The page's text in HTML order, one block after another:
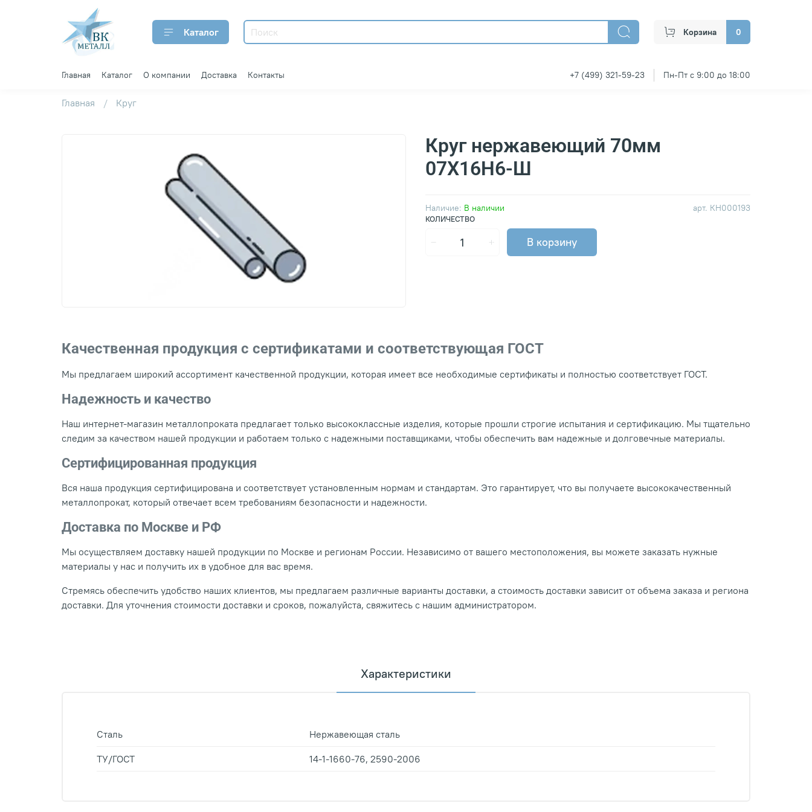
Каталог Корзина 0
Главная Каталог О компании Доставка Контакты +7 (499) 321-59-23 Пн-Пт с 9:00 до 18:00
Главная Круг
арт. КН000193
Наличие: В наличии
Круг нержавеющий 70мм
07Х16Н6-Ш
КОЛИЧЕСТВО
В корзину
Качественная продукция с сертификатами и соответствующая ГОСТ
Мы предлагаем широкий ассортимент качественной продукции, которая имеет все необходимые сертификаты и полностью соответствует ГОСТ.
Надежность и качество
Наш интернет-магазин металлопроката предлагает только высококлассные изделия, которые прошли строгие испытания и сертификацию. Мы тщательно
следим за качеством нашей продукции и работаем только с надежными поставщиками, чтобы обеспечить вам надежные и долговечные материалы.
Сертифицированная продукция
Вся наша продукция сертифицирована и соответствует установленным нормам и стандартам. Это гарантирует, что вы получаете высококачественный
металлопрокат, который отвечает всем требованиям безопасности и надежности.
Доставка по Москве и РФ
Мы осуществляем доставку нашей продукции по Москве и регионам России. Независимо от вашего местоположения, вы можете заказать нужные
материалы у нас и получить их в удобное для вас время.
Стремясь обеспечить удобство наших клиентов, мы предлагаем различные варианты доставки, а стоимость доставки зависит от объема заказа и региона
доставки. Для уточнения стоимости доставки и сроков, пожалуйста, свяжитесь с нашим администратором.
Характеристики
Сталь Нержавеющая сталь
ТУ/ГОСТ 14-1-1660-76, 2590-2006